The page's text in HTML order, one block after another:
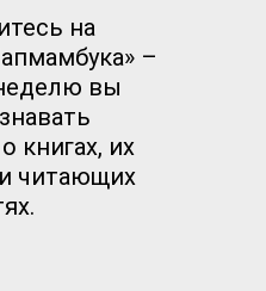
на
–
вы
книгах, их
читающих